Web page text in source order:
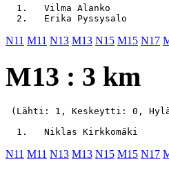
1.   Vilma Alanko
N11 M11 N13 M13 N15 M15 N17
M13 : 3 km
(Lähti: 1, Keskeytti: 0,
N11 M11 N13 M13 N15 M15 N17